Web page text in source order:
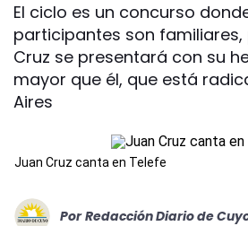
El ciclo es un concurso
participantes son familiares,
Cruz se presentará con su
mayor que él, que está
Aires
Juan Cruz canta en Telefe
Por Redacción Diario de